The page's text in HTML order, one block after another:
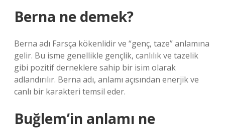
Berna ne demek?
Berna adı Farsça kökenlidir ve “genç, taze” anlamına
gelir. Bu isme genellikle gençlik, canlılık ve tazelik
gibi pozitif derneklere sahip bir isim olarak
adlandırılır. Berna adı, anlamı açısından enerjik ve
canlı bir karakteri temsil eder.
Buğlem’in anlamı ne